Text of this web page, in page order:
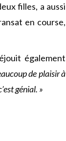
filles, a aussi
en course,
également
de plaisir à
génial. »